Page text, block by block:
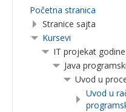
Početna stranica
Stranice sajta
Kursevi
IT projekat godine
Java
Uvod u
Uvod u